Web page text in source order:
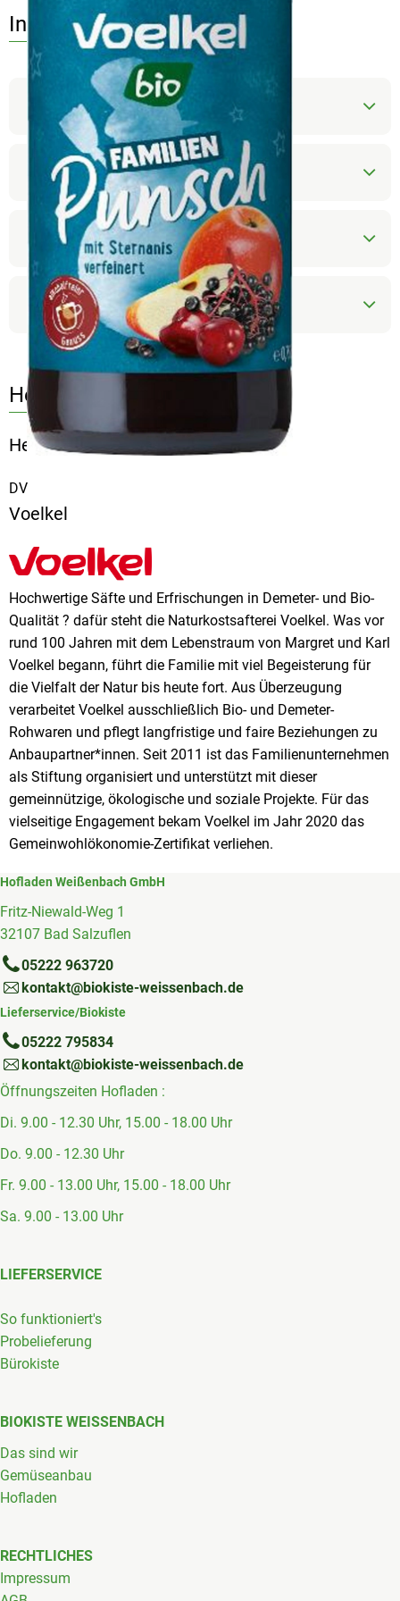
Info
Produktinformationen
Zutaten
Nährwert-Info
Produktdatenblatt
Herkunft
Hersteller: Voelkel
DV
Voelkel
Hochwertige Säfte und Erfrischungen in Demeter- und Bio-
Qualität ? dafür steht die Naturkostsafterei Voelkel. Was vor
rund 100 Jahren mit dem Lebenstraum von Margret und Karl
Voelkel begann, führt die Familie mit viel Begeisterung für
die Vielfalt der Natur bis heute fort. Aus Überzeugung
verarbeitet Voelkel ausschließlich Bio- und Demeter-
Rohwaren und pflegt langfristige und faire Beziehungen zu
Anbaupartner*innen. Seit 2011 ist das Familienunternehmen
als Stiftung organisiert und unterstützt mit dieser
gemeinnützige, ökologische und soziale Projekte. Für das
vielseitige Engagement bekam Voelkel im Jahr 2020 das
Gemeinwohlökonomie-Zertifikat verliehen.
Hofladen Weißenbach GmbH
Fritz-Niewald-Weg 1
32107 Bad Salzuflen
05222 963720
kontakt@biokiste-weissenbach.de
Lieferservice/Biokiste
05222 795834
kontakt@biokiste-weissenbach.de
Öffnungszeiten Hofladen :
Di. 9.00 - 12.30 Uhr, 15.00 - 18.00 Uhr
Do. 9.00 - 12.30 Uhr
Fr. 9.00 - 13.00 Uhr, 15.00 - 18.00 Uhr
Sa. 9.00 - 13.00 Uhr
LIEFERSERVICE
So funktioniert's
Probelieferung
Bürokiste
BIOKISTE WEISSENBACH
Das sind wir
Gemüseanbau
Hofladen
RECHTLICHES
Impressum